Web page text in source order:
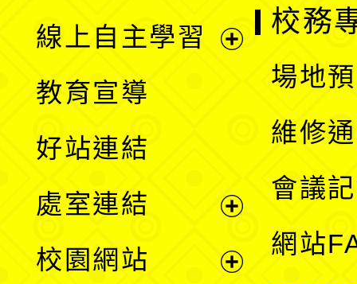
線上自主學習
單
教育宣導
好站連結
處室連結
校園網站
校務
場地
維修
會議
網站